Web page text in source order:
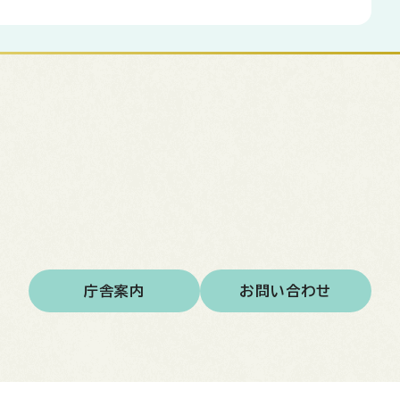
庁舎案内 お問い合わせ